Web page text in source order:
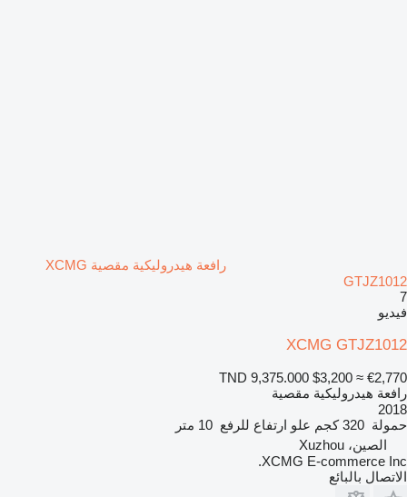
رافعة هيدروليكية مقصية XCMG
GTJZ1012
7
فيديو
XCMG GTJZ1012
TND 9,375.000 $3,200 ≈ €2,770
رافعة هيدروليكية مقصية
2018
حمولة 320 كجم علو ارتفاع للرفع 10 متر
الصين، Xuzhou
XCMG E-commerce Inc.
الاتصال بالبائع